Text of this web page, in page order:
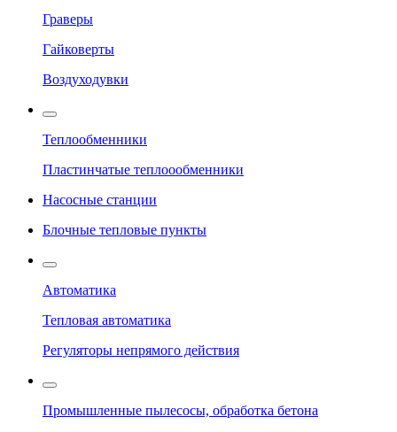
Граверы
Гайковерты
Воздуходувки
Теплообменники
Пластинчатые теплоообменники
Насосные станции
Блочные тепловые пункты
Автоматика
Тепловая автоматика
Регуляторы непрямого действия
Промышленные пылесосы, обработка бетона